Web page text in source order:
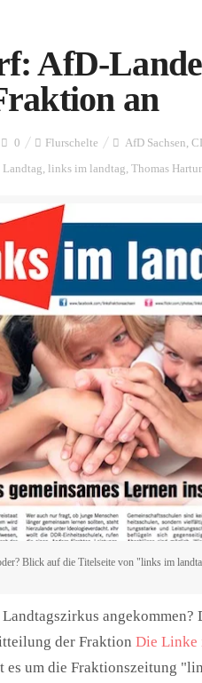
AfD-
an
0 Flurschelte AfD Sachsen,
Landtag, links im landtag, Thomas
Blick auf die Titelseite von "links im
angekommen?
der Fraktion Die Linke
es um die Fraktionszeitung